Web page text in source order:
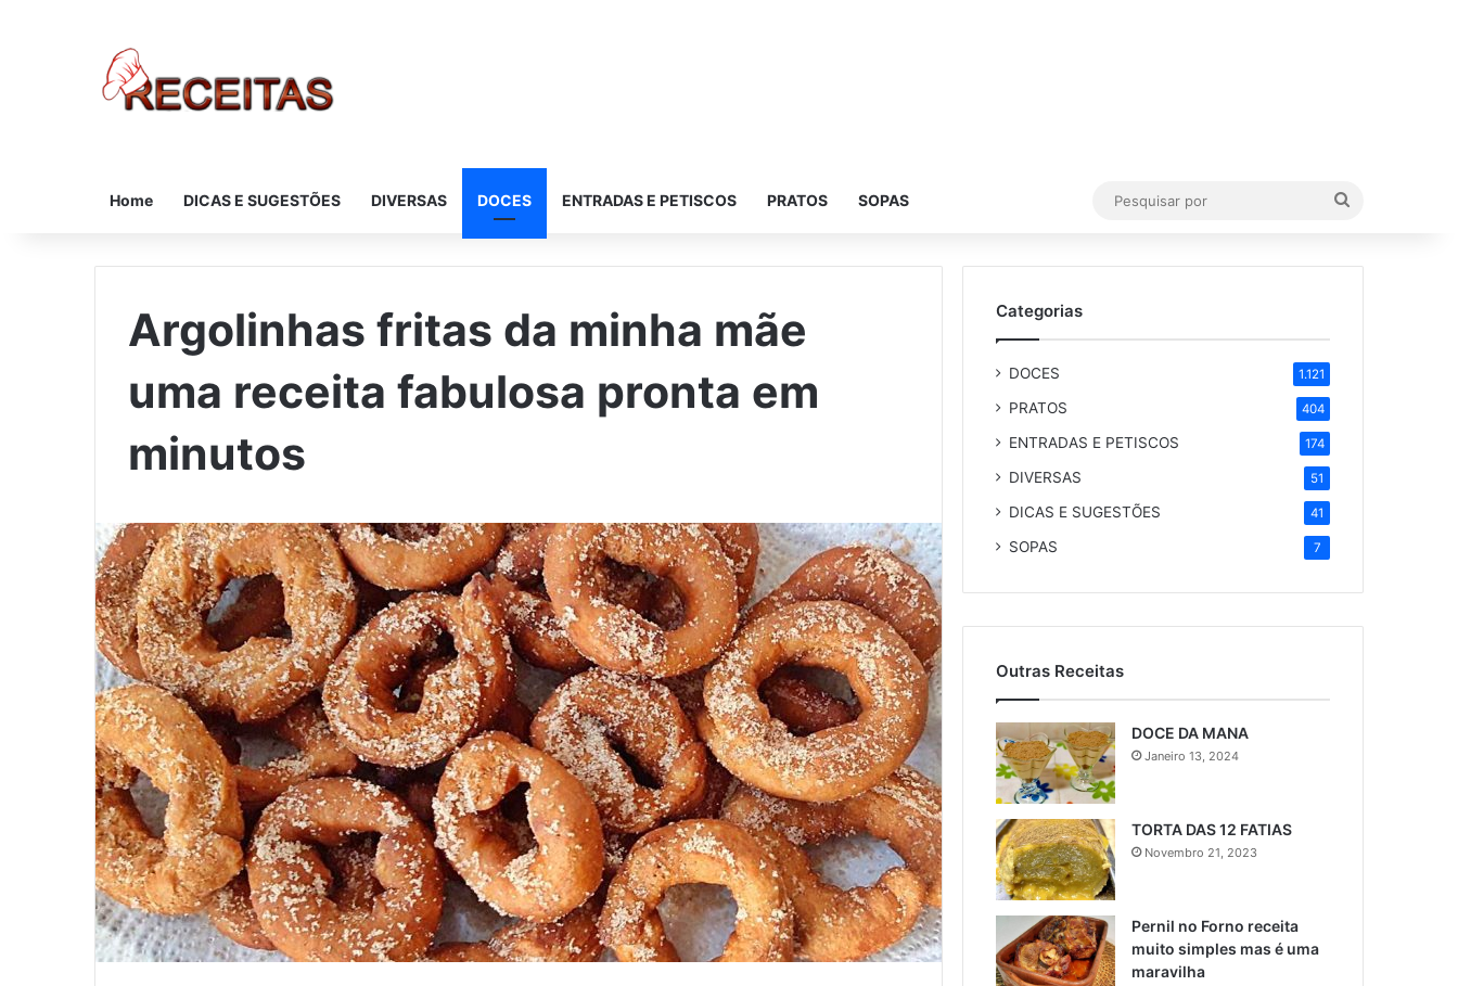
Home DICAS E SUGESTÕES DIVERSAS DOCES ENTRADAS E PETISCOS PRATOS SOPAS
Argolinhas fritas da minha mãe
uma receita fabulosa pronta em
minutos
Categorias
DOCES 1.121
PRATOS 404
ENTRADAS E PETISCOS 174
DIVERSAS 51
DICAS E SUGESTÕES 41
SOPAS 7
Outras Receitas
DOCE DA MANA
Janeiro 13, 2024
TORTA DAS 12 FATIAS
Novembro 21, 2023
Pernil no Forno receita
muito simples mas é uma
maravilha